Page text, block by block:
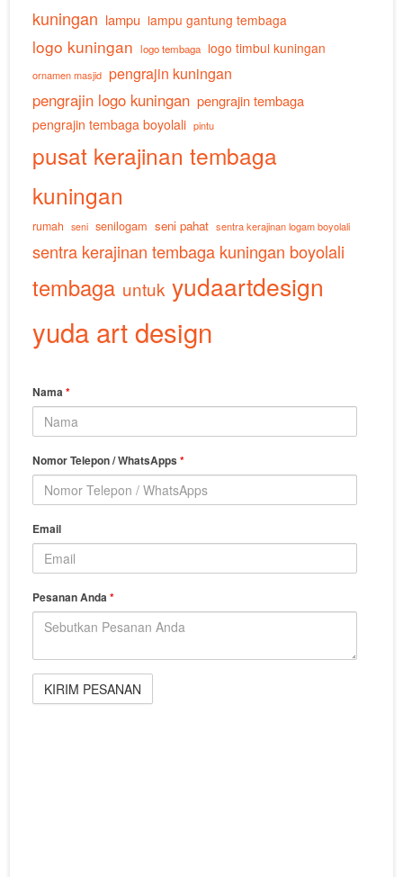
kuningan lampu lampu gantung tembaga
logo kuningan logo tembaga logo timbul kuningan
ornamen masjid pengrajin kuningan
pengrajin logo kuningan pengrajin tembaga
pengrajin tembaga boyolali pintu
pusat kerajinan tembaga
kuningan
rumah seni senilogam seni pahat sentra kerajinan logam boyolali
sentra kerajinan tembaga kuningan boyolali
tembaga untuk yudaartdesign
yuda art design
Nama*
Nomor Telepon / WhatsApps*
Email
Pesanan Anda*